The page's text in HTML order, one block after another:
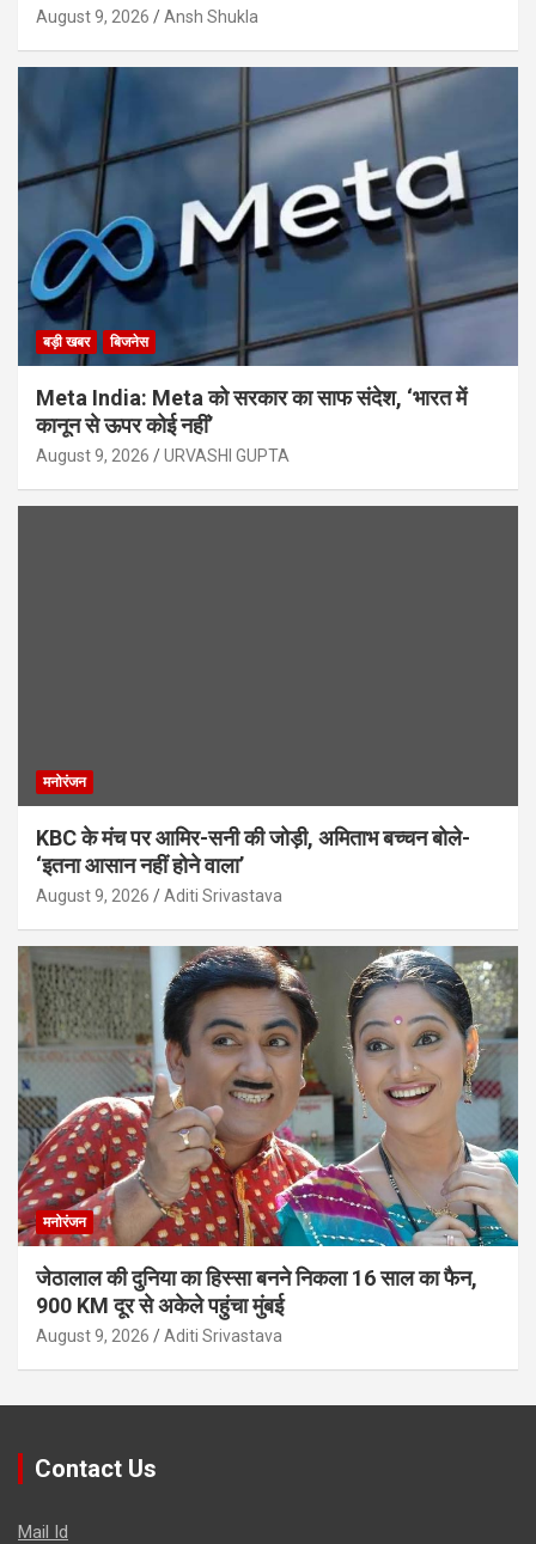
August 9, 2026 Ansh Shukla
बड़ी खबर बिजनेस
Meta India: Meta को सरकार का साफ संदेश, ‘भारत में
कानून से ऊपर कोई नहीं’
August 9, 2026 URVASHI GUPTA
मनोरंजन
KBC के मंच पर आमिर-सनी की जोड़ी, अमिताभ बच्चन बोले-
‘इतना आसान नहीं होने वाला’
August 9, 2026 Aditi Srivastava
मनोरंजन
जेठालाल की दुनिया का हिस्सा बनने निकला 16 साल का फैन,
900 KM दूर से अकेले पहुंचा मुंबई
August 9, 2026 Aditi Srivastava
Contact Us
Mail Id